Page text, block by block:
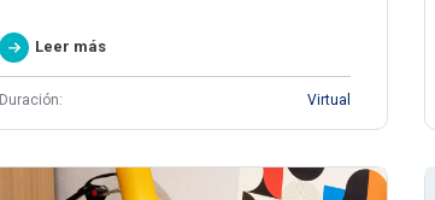
Leer más
Duración: Virtual